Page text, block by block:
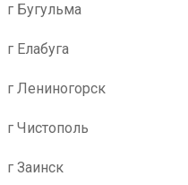
г Бугульма
г Елабуга
г Лениногорск
г Чистополь
г Заинск